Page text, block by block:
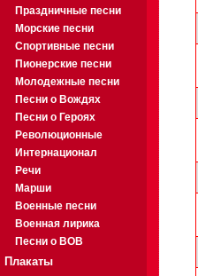
Праздничные песни
Морские песни
Спортивные песни
Пионерские песни
Молодежные песни
Песни о Вождях
Песни о Героях
Революционные
Интернационал
Речи
Марши
Военные песни
Военная лирика
Песни о ВОВ
Плакаты